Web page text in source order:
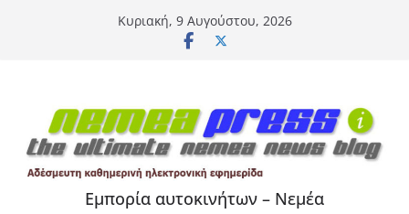
Κυριακή, 9 Αυγούστου, 2026
Εμπορία αυτοκινήτων – Νεμέα